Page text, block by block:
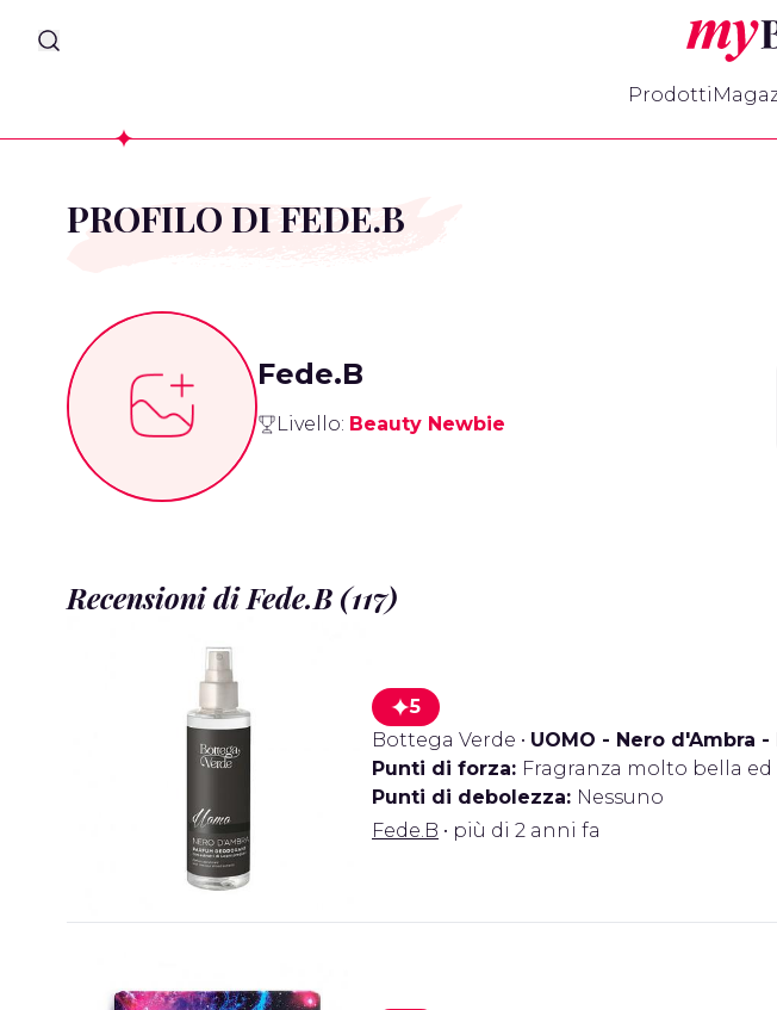
Prodotti
PROFILO DI FEDE.B
Fede.B
Livello: Beauty Newbie
Recensioni di Fede.B (117)
5
Bottega Verde • UOMO - Nero d'Ambra
Punti di forza: Fragranza molto bella
Punti di debolezza: Nessuno
Fede.B • più di 2 anni fa